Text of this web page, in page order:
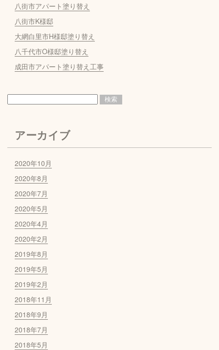
八街市アパート塗り替え
八街市K様邸
大網白里市H様邸塗り替え
八千代市O様邸塗り替え
成田市アパート塗り替え工事
アーカイブ
2020年10月
2020年8月
2020年7月
2020年5月
2020年4月
2020年2月
2019年8月
2019年5月
2019年2月
2018年11月
2018年9月
2018年7月
2018年5月